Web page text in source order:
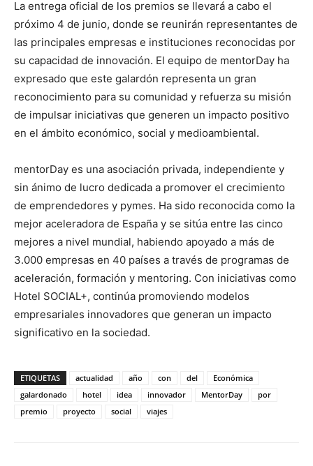
La entrega oficial de los premios se llevará a cabo el
próximo 4 de junio, donde se reunirán representantes de
las principales empresas e instituciones reconocidas por
su capacidad de innovación. El equipo de mentorDay ha
expresado que este galardón representa un gran
reconocimiento para su comunidad y refuerza su misión
de impulsar iniciativas que generen un impacto positivo
en el ámbito económico, social y medioambiental.
mentorDay es una asociación privada, independiente y
sin ánimo de lucro dedicada a promover el crecimiento
de emprendedores y pymes. Ha sido reconocida como la
mejor aceleradora de España y se sitúa entre las cinco
mejores a nivel mundial, habiendo apoyado a más de
3.000 empresas en 40 países a través de programas de
aceleración, formación y mentoring. Con iniciativas como
Hotel SOCIAL+, continúa promoviendo modelos
empresariales innovadores que generan un impacto
significativo en la sociedad.
ETIQUETAS actualidad año con del
Económica
galardonado
hotel idea innovador MentorDay
por
premio
proyecto social viajes